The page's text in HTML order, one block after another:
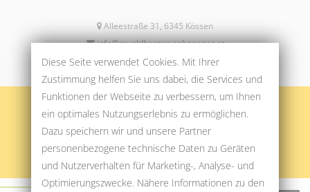
Alleestraße 31, 6345 Kössen
info@muehlberger-anhaenger.at
+43 5375 6256
Diese Seite verwendet Cookies. Mit Ihrer
Zustimmung helfen Sie uns dabei, die Services und
Funktionen der Webseite zu verbessern, um Ihnen
ein optimales Nutzungserlebnis zu ermöglichen.
Dazu speichern wir und unsere Partner
personenbezogene technische Daten zu Geräten
und Nutzerverhalten für Marketing-, Analyse- und
Optimierungszwecke. Nähere Informationen zu den